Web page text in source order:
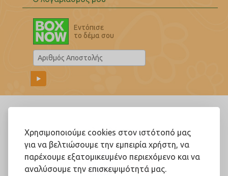
Χρησιμοποιούμε cookies στον ιστότοπό μας
για να βελτιώσουμε την εμπειρία χρήστη, να
παρέχουμε εξατομικευμένο περιεχόμενο και να
αναλύσουμε την επισκεψιμότητά μας.
Εντόπισε
το δέμα σου
Ακολουθήστε μας!